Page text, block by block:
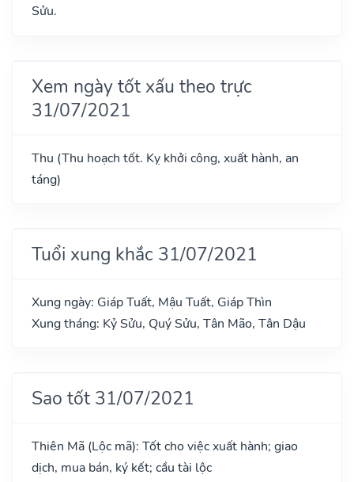
Sửu.
Xem ngày tốt xấu theo trực
31/07/2021
Thu (Thu hoạch tốt. Kỵ khởi công, xuất hành, an
táng)
Tuổi xung khắc 31/07/2021
Xung ngày: Giáp Tuất, Mậu Tuất, Giáp Thìn
Xung tháng: Kỷ Sửu, Quý Sửu, Tân Mão, Tân Dậu
Sao tốt 31/07/2021
Thiên Mã (Lộc mã): Tốt cho việc xuất hành; giao
dịch, mua bán, ký kết; cầu tài lộc